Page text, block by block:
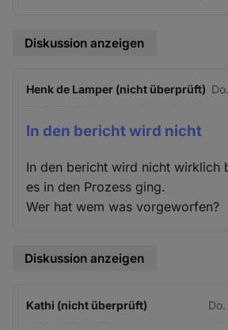
Diskussion anzeigen
Henk de Lamper (nicht überprüft)
In den bericht wird nicht
In den bericht wird nicht wirklich
es in den Prozess ging.
Wer hat wem was vorgeworfen?
Diskussion anzeigen
Kathi (nicht überprüft)